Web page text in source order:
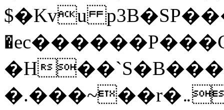
$�Kvu
�H
�.���~��r�޼�}�܅�mؕWu���K}